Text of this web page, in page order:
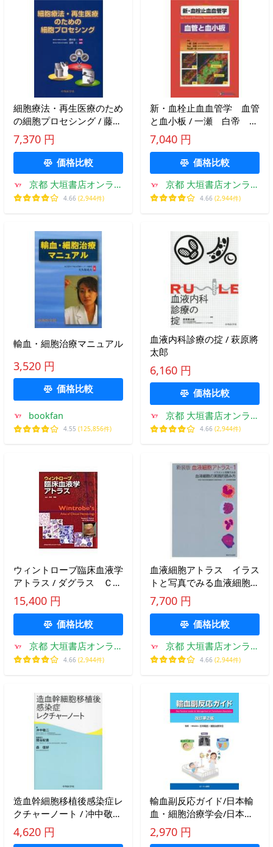
細胞療法・再生医療のため
の細胞プロセシング / 藤井
寿一／監修 菅野仁／編
集 菅野仁／〔ほか〕執筆
7,370 円
価格比較
京都 大垣書店オンライ
ン
4.66 (2,944件)
新・血栓止血血管学 血管
と血小板 / 一瀬 白帝 他
編著
7,040 円
価格比較
京都 大垣書店オンライ
ン
4.66 (2,944件)
輸血・細胞治療マニュアル
3,520 円
価格比較
bookfan
4.55 (125,856件)
血液内科診療の掟 / 萩原將
太郎
6,160 円
価格比較
京都 大垣書店オンライ
ン
4.66 (2,944件)
ウィントローブ臨床血液学
アトラス / ダグラス Ｃ．
カチャック／編 ジャン
Ｖ．ヒルシュマン／編 奈
良信雄／監訳 東田修二／
訳 星百合子／訳
15,400 円
価格比較
京都 大垣書店オンライ
ン
4.66 (2,944件)
血液細胞アトラス イラス
トと写真でみる血液細胞の
実践的読み方 １ 新装版
/ 東海大学医学部附属病院
中央臨床検査センター血液
検査室／編著
7,700 円
価格比較
京都 大垣書店オンライ
ン
4.66 (2,944件)
造血幹細胞移植後感染症レ
クチャーノート / 冲中敬
二 著
4,620 円
輸血副反応ガイド/日本輸
血・細胞治療学会/日本輸
血・細胞治療学会安全委員
会
2,970 円